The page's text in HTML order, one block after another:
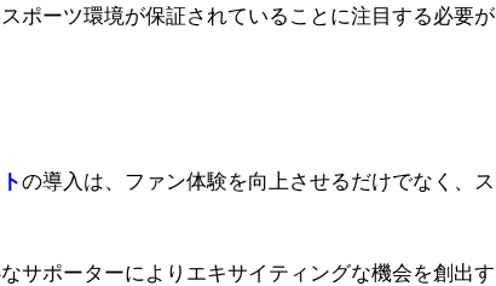
ポーツ環境が保証されていることに注目する必要が
の導入は、ファン体験を向上させるだけでなく、ス
サポーターによりエキサイティングな機会を創出す